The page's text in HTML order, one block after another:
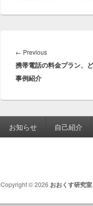
稿
ナ
ビ
ゲ
ョ
ン
← PreviousPrevious
post:
携帯電話の料金プラン、
事例紹介
お知らせ 自己紹介
Copyright © 2026 おおくす研究室